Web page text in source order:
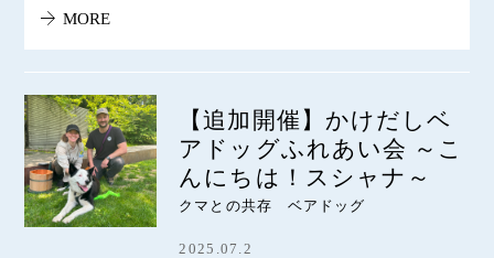
MORE
【追加開催】かけだしベ
アドッグふれあい会 ～こ
んにちは！スシャナ～
クマとの共存 ベアドッグ
2025.07.2